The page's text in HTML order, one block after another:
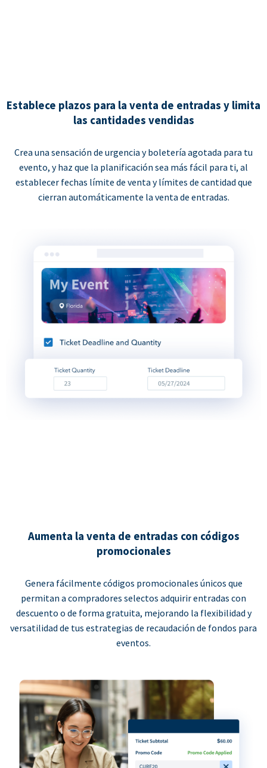
Establece plazos para la venta de entradas y limita
las cantidades vendidas
Crea una sensación de urgencia y boletería agotada para tu
evento, y haz que la planificación sea más fácil para ti, al
establecer fechas límite de venta y límites de cantidad que
cierran automáticamente la venta de entradas.
Aumenta la venta de entradas con códigos
promocionales
Genera fácilmente códigos promocionales únicos que
permitan a compradores selectos adquirir entradas con
descuento o de forma gratuita, mejorando la flexibilidad y
versatilidad de tus estrategias de recaudación de fondos para
eventos.